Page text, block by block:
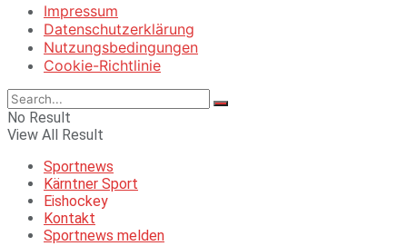
Impressum
Datenschutzerklärung
Nutzungsbedingungen
Cookie-Richtlinie
No Result
View All Result
Sportnews
Kärntner Sport
Eishockey
Kontakt
Sportnews melden